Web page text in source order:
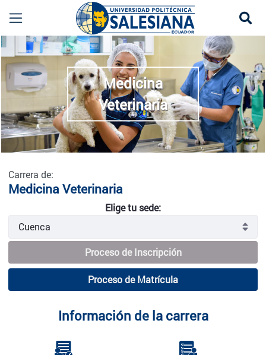
Medicina Veterinaria - Cuenca
more
Medicina
Veterinaria
Carrera de:
Medicina Veterinaria
Elige tu sede:
Proceso de Inscripción
Proceso de Matrícula
Información de la carrera